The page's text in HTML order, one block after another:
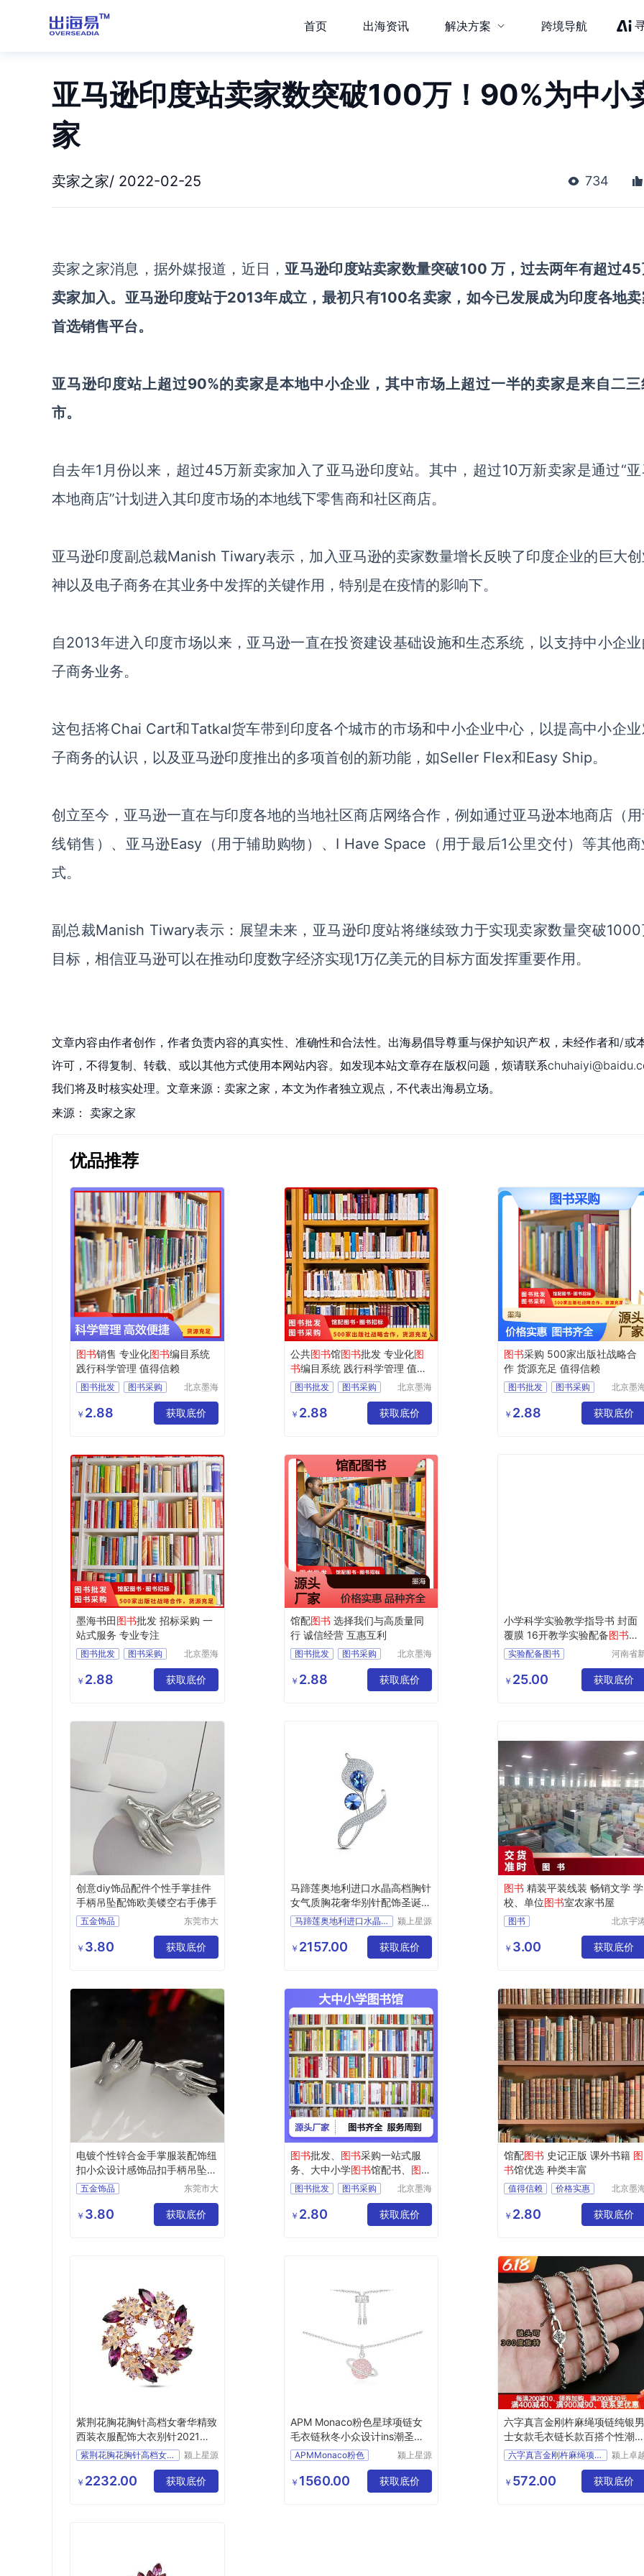
首页 出海资讯 解决方案 跨境导航
亚马逊印度站卖家数突破100万！90%为中小
家
卖家之家/ 2022-02-25 734
卖家之家消息，据外媒报道，近日，亚马逊印度站卖家数量突破100 万，过去两年有超过
卖家加入。亚马逊印度站于2013年成立，最初只有100名卖家，如今已发展成为印度各地卖
首选销售平台。
亚马逊印度站上超过90%的卖家是本地中小企业，其中市场上超过一半的卖家是来自二三
市。
自去年1月份以来，超过45万新卖家加入了亚马逊印度站。其中，超过10万新卖家是通过“
本地商店”计划进入其印度市场的本地线下零售商和社区商店。
亚马逊印度副总裁Manish Tiwary表示，加入亚马逊的卖家数量增长反映了印度企业的巨大
神以及电子商务在其业务中发挥的关键作用，特别是在疫情的影响下。
自2013年进入印度市场以来，亚马逊一直在投资建设基础设施和生态系统，以支持中小企
子商务业务。
这包括将Chai Cart和Tatkal货车带到印度各个城市的市场和中小企业中心，以提高中小企
子商务的认识，以及亚马逊印度推出的多项首创的新功能，如Seller Flex和Easy Ship。
创立至今，亚马逊一直在与印度各地的当地社区商店网络合作，例如通过亚马逊本地商店（
线销售）、亚马逊Easy（用于辅助购物）、I Have Space（用于最后1公里交付）等其他商
式。
副总裁Manish Tiwary表示：展望未来，亚马逊印度站将继续致力于实现卖家数量突破1000
目标，相信亚马逊可以在推动印度数字经济实现1万亿美元的目标方面发挥重要作用。
文章内容由作者创作，作者负责内容的真实性、准确性和合法性。出海易倡导尊重与保护知识产权，未经作者和/或
许可，不得复制、转载、或以其他方式使用本网站内容。如发现本站文章存在版权问题，烦请联系
我们将及时核实处理。文章来源：卖家之家，本文为作者独立观点，不代表出海易立场。
来源： 卖家之家
优品推荐
图书销售 专业化图书编目系统
践行科学管理 值得信赖
图书批发
图书采购
图书招标
图书
北京墨海
有限公司
￥ 2.88 获取底价
公共图书馆图书批发 专业化图
书编目系统 践行科学管理 值得
信赖
图书批发
图书采购
图书招标
图书
北京墨海
有限公司
￥ 2.88 获取底价
图书采购 500家出版社战略合
作 货源充足 值得信赖
图书批发
图书采购
图书招标
图书
北京墨
有限公司
￥ 2.88 获取底价
墨海书田图书批发 招标采购 一
站式服务 专业专注
图书批发
图书采购
图书招标
图书
北京墨海
有限公司
￥ 2.88 获取底价
馆配图书 选择我们与高质量同
行 诚信经营 互惠互利
图书批发
图书采购
图书招标
图书价格
北京墨海
有限公司
￥ 2.88 获取底价
小学科学实验教学指导书 封面
覆膜 16开教学实验配备图书教
学图书
实验配备图书
指导书图书
科学图书
河南省
区工业园
道清路8
￥ 25.00 获取底价
创意diy饰品配件个性手掌挂件
手柄吊坠配饰欧美镂空右手佛手
五金饰品
个性手掌挂件
东莞市大
品有限公
司
￥ 3.80 获取底价
马蹄莲奥地利进口水晶高档胸针
女气质胸花奢华别针配饰圣诞节
礼物
马蹄莲奥地利进口水晶高档
颍上星源
有限公司
￥ 2157.00 获取底价
图书 精装平装线装 畅销文学 学
校、单位图书室农家书屋
图书
北京宇
传播有限
公司
￥ 3.00 获取底价
电镀个性锌合金手掌服装配饰纽
扣小众设计感饰品扣手柄吊坠配
件五金饰品
电镀个性锌合金手掌
服装配饰纽扣
东莞市大
品有限公
司
￥ 3.80 获取底价
图书批发、 图书采购一站式服
务、大中小学图书馆配书、 图书
馆投标
图书批发
图书采购
馆配图书
北京墨海
有限公司
￥ 2.80 获取底价
馆配图书 史记正版 课外书籍 图
书馆优选 种类丰富
值得信赖
价格实惠
北京墨
有限公司
￥ 2.80 获取底价
紫荆花胸花胸针高档女奢华精致
西装衣服配饰大衣别针2021年
新款潮
紫荆花胸花胸针高档女奢华
颍上星源
有限公司
￥ 2232.00 获取底价
APM Monaco粉色星球项链女
毛衣链秋冬小众设计ins潮圣诞
礼物首饰
APMMonaco粉色
颍上星源
有限公司
￥ 1560.00 获取底价
六字真言金刚杵麻绳项链纯银男
士女款毛衣链长款百搭个性潮男
潮人
六字真言金刚杵麻绳项链纯
颍上卓
有限公司
￥ 572.00 获取底价